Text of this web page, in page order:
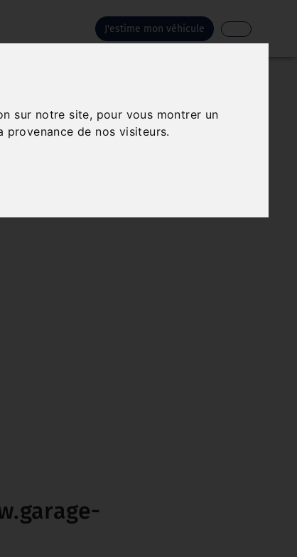
sur notre site, pour vous montrer un
de nos visiteurs.
J'estime mon véhicule